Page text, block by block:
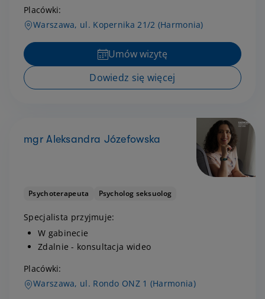
Placówki:
Warszawa, ul. Kopernika 21/2 (Harmonia)
Umów wizytę
Dowiedz się więcej
mgr Aleksandra Józefowska
Psychoterapeuta Psycholog seksuolog
Specjalista przyjmuje:
W gabinecie
Zdalnie - konsultacja wideo
Placówki:
Warszawa, ul. Rondo ONZ 1 (Harmonia)